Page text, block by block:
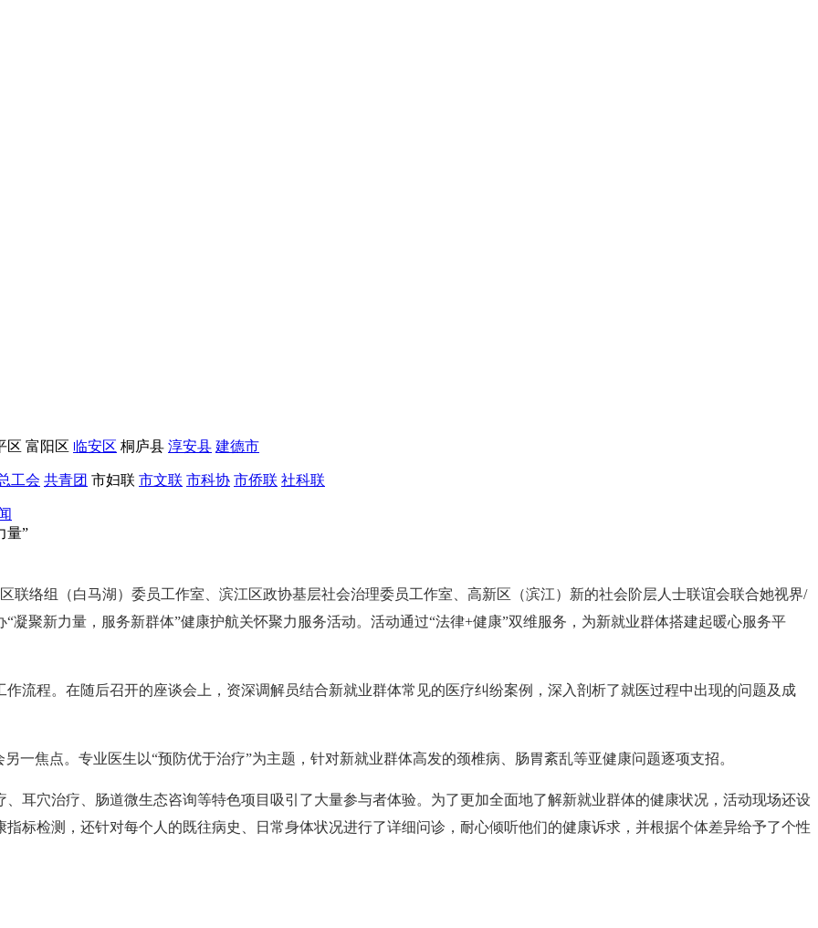
区 富阳区 临安区 桐庐县 淳安县 建德市
工会 共青团 市妇联 市文联 市科协 市侨联 社科联
量”
联络组（白马湖）委员工作室、滨江区政协基层社会治理委员工作室、高新区（滨江）新的社会阶层人士联谊会联合她视界/
凝聚新力量，服务新群体”健康护航关怀聚力服务活动。活动通过“法律+健康”双维服务，为新就业群体搭建起暖心服务平
流程。在随后召开的座谈会上，资深调解员结合新就业群体常见的医疗纠纷案例，深入剖析了就医过程中出现的问题及成
一焦点。专业医生以“预防优于治疗”为主题，针对新就业群体高发的颈椎病、肠胃紊乱等亚健康问题逐项支招。
耳穴治疗、肠道微生态咨询等特色项目吸引了大量参与者体验。为了更加全面地了解新就业群体的健康状况，活动现场还设
标检测，还针对每个人的既往病史、日常身体状况进行了详细问诊，耐心倾听他们的健康诉求，并根据个体差异给予了个性